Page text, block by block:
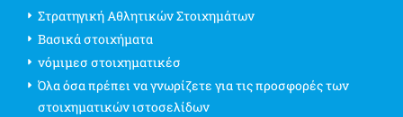
Στρατηγική Αθλητικών Στοιχημάτων
Βασικά στοιχήματα
νόμιμεσ στοιχηματικέσ
Όλα όσα πρέπει να γνωρίζετε για τις προσφορές των
στοιχηματικών ιστοσελίδων